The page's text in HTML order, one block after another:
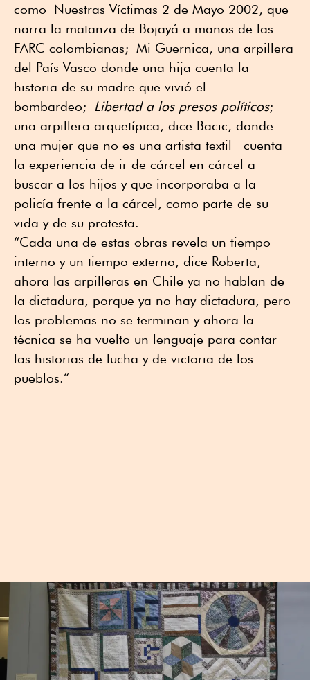
como Nuestras Víctimas 2 de Mayo 2002, que
narra la matanza de Bojayá a manos de las
FARC colombianas; Mi Guernica, una arpillera
del País Vasco donde una hija cuenta la
historia de su madre que vivió el
bombardeo; Libertad a los presos políticos;
una arpillera arquetípica, dice Bacic, donde
una mujer que no es una artista textil cuenta
la experiencia de ir de cárcel en cárcel a
buscar a los hijos y que incorporaba a la
policía frente a la cárcel, como parte de su
vida y de su protesta.
“Cada una de estas obras revela un tiempo
interno y un tiempo externo, dice Roberta,
ahora las arpilleras en Chile ya no hablan de
la dictadura, porque ya no hay dictadura, pero
los problemas no se terminan y ahora la
técnica se ha vuelto un lenguaje para contar
las historias de lucha y de victoria de los
pueblos.”